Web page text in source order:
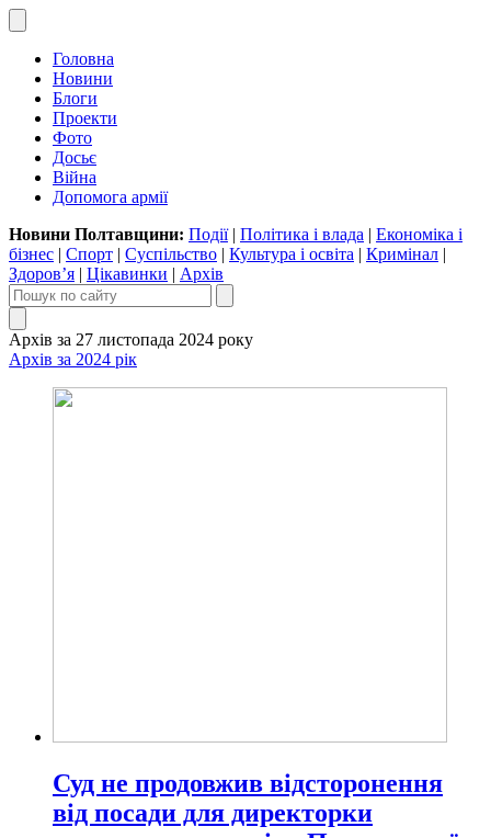
Головна
Новини
Блоги
Проекти
Фото
Досьє
Війна
Допомога армії
Новини Полтавщини: Події| Політика і влада | Економіка і
бізнес | Спорт | Суспільство | Культура і освіта | Кримінал |
Здоров’я | Цікавинки | Архів
Архів за 27 листопада 2024 року
Архів за 2024 рік
Суд не продовжив відсторонення
від посади для директорки